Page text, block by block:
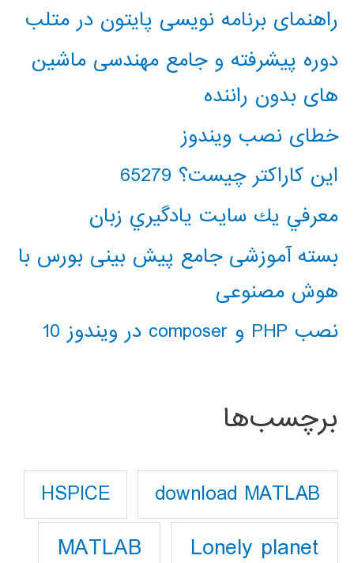
راهنمای برنامه نویسی پایتون در متلب
دوره پیشرفته و جامع مهندسی ماشین
های بدون راننده
خطای نصب ویندوز
این کاراکتر چیست؟ 65279
معرفي يك سايت يادگيري زبان
بسته آموزشی جامع پیش بینی بورس با
هوش مصنوعی
نصب PHP و composer در ویندوز 10
برچسب‌ها
download MATLAB
HSPICE
Lonely planet
MATLAB